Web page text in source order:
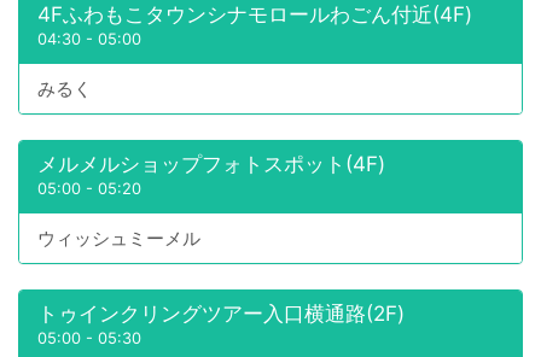
4Fふわもこタウンシナモロールわごん付近(4F)
04:30 - 05:00
みるく
メルメルショップフォトスポット(4F)
05:00 - 05:20
ウィッシュミーメル
トゥインクリングツアー入口横通路(2F)
05:00 - 05:30